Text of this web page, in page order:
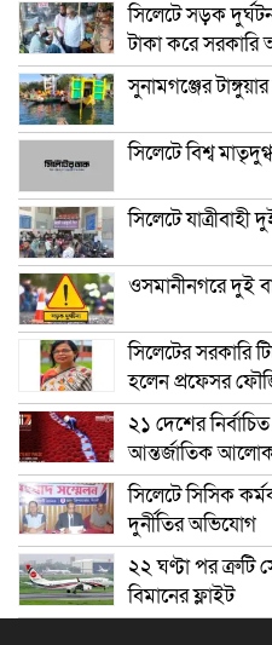
সিলেটে সড়ক
টাকা করে সরকারি
সুনামগঞ্জের
সিলেটে বিশ্ব
সিলেটে
ওসমানীনগরে দুই
সিলেটের সরকারি
হলেন প্রফেসর
২১ দেশের
আন্তর্জাতিক
সিলেটে সিসিক
দুর্নীতির অভিযোগ
২২ ঘণ্টা পর ত্রুটি
বিমানের ফ্লাইট